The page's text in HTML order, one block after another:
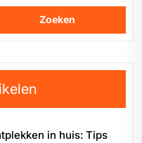
Zoeken
in huis: Tips